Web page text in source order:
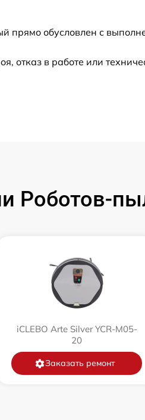
от 60 мин
от 30 мин
от 60 мин
от 30 мин
от 30 мин
от 30 мин
прямо обусловлен с
отказ в работе или
Роботов-
iCLEBO Arte Silver YCR-M05-
20
Заказать ремонт